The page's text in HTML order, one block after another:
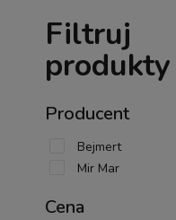
Filtruj
produkty
Producent
Bejmert
Mir Mar
Cena